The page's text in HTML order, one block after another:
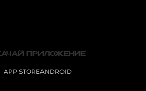
ПРИЛОЖЕНИЕ
APP STOREANDROID